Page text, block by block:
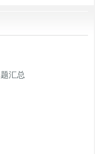
汇总